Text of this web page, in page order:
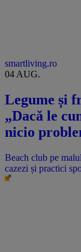
smartliving.ro
04 AUG.
Legume și
„Dacă le
nicio
Beach club pe
cazezi și practici